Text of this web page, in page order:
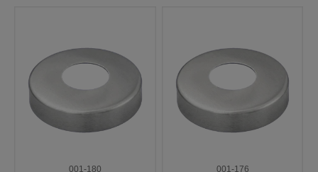
001-180 001-176